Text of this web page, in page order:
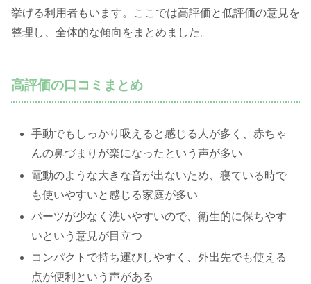
挙げる利用者もいます。ここでは高評価と低評価の意見を
整理し、全体的な傾向をまとめました。
高評価の口コミまとめ
手動でもしっかり吸えると感じる人が多く、赤ちゃ
んの鼻づまりが楽になったという声が多い
電動のような大きな音が出ないため、寝ている時で
も使いやすいと感じる家庭が多い
パーツが少なく洗いやすいので、衛生的に保ちやす
いという意見が目立つ
コンパクトで持ち運びしやすく、外出先でも使える
点が便利という声がある